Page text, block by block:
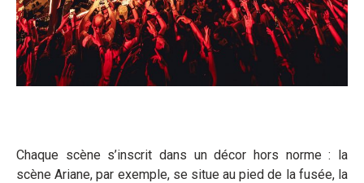
Chaque scène s’inscrit dans un décor hors norme : la
scène Ariane, par exemple, se situe au pied de la fusée, la